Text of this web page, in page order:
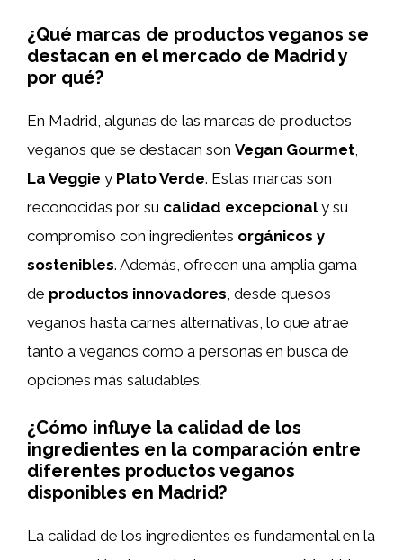
¿Qué marcas de productos veganos se
destacan en el mercado de Madrid y
por qué?
En Madrid, algunas de las marcas de productos
veganos que se destacan son Vegan Gourmet
La Veggie y Plato Verde. Estas marcas son
reconocidas por su calidad excepcionaly su
compromiso con ingredientes orgánicos y
sostenibles. Además, ofrecen una amplia gama
de productos innovadores , desde quesos
veganos hasta carnes alternativas, lo que atrae
tanto a veganos como a personas en busca de
opciones más saludables.
¿Cómo influye la calidad de los
ingredientes en la comparación entre
diferentes productos veganos
disponibles en Madrid?
La calidad de los ingredientes es fundamental en la